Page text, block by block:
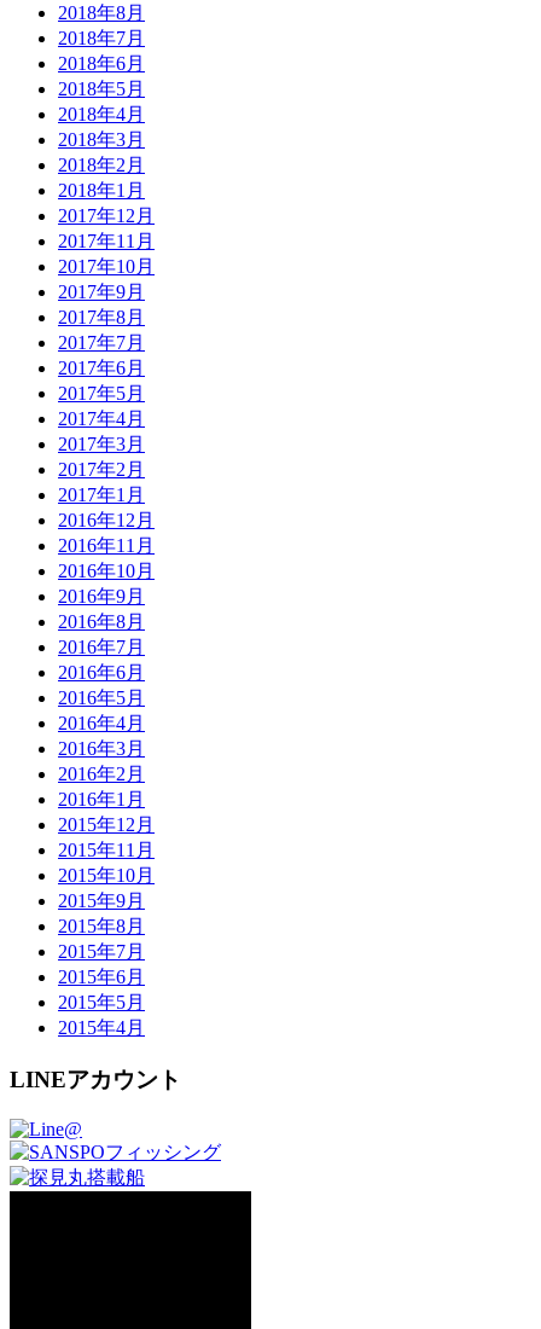
2018年8月
2018年7月
2018年6月
2018年5月
2018年4月
2018年3月
2018年2月
2018年1月
2017年12月
2017年11月
2017年10月
2017年9月
2017年8月
2017年7月
2017年6月
2017年5月
2017年4月
2017年3月
2017年2月
2017年1月
2016年12月
2016年11月
2016年10月
2016年9月
2016年8月
2016年7月
2016年6月
2016年5月
2016年4月
2016年3月
2016年2月
2016年1月
2015年12月
2015年11月
2015年10月
2015年9月
2015年8月
2015年7月
2015年6月
2015年5月
2015年4月
LINEアカウント